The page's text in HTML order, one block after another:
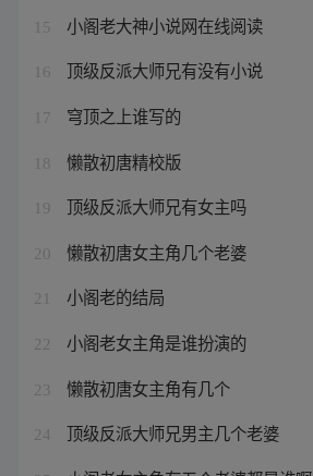
15 小阁老大神小说网在线阅读
16 顶级反派大师兄有没有小说
17 穹顶之上谁写的
18 懒散初唐精校版
19 顶级反派大师兄有女主吗
20 懒散初唐女主角几个老婆
21 小阁老的结局
22 小阁老女主角是谁扮演的
23 懒散初唐女主角有几个
24 顶级反派大师兄男主几个老婆